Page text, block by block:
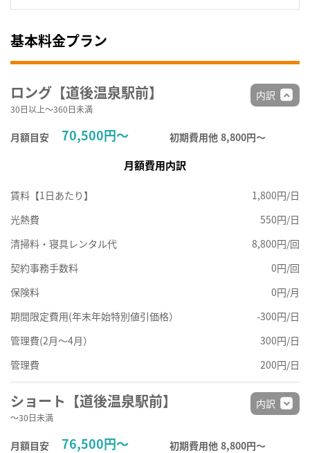
基本料金プラン
ロング【道後温泉駅前】
30日以上～360日未満
月額目安 70,500円～ 初期費用他 8,800円〜
内訳
月額費用内訳
賃料【1日あたり】
1,800円/日
光熱費
550円/日
清掃料・寝具レンタル代
8,800円/回
契約事務手数料
0円/回
保険料
0円/月
期間限定費用(年末年始特別値引価格）
-300円/日
管理費(2月～4月）
300円/日
管理費
200円/日
ショート【道後温泉駅前】
～30日未満
月額目安 76,500円～ 初期費用他 8,800円〜
内訳